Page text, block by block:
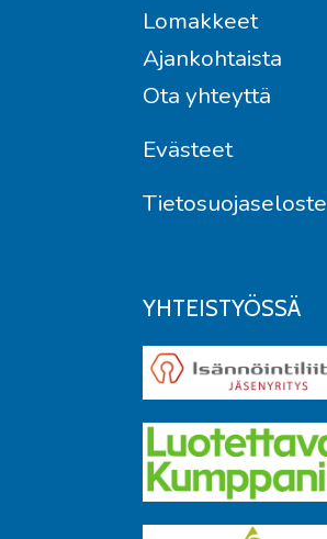
Lomakkeet
Ajankohtaista
Ota yhteyttä
Evästeet
Tietosuojaseloste
YHTEISTYÖSSÄ